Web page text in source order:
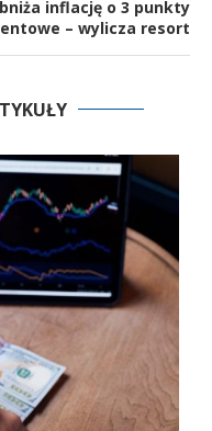
inflację o 3 punkty
– wylicza resort